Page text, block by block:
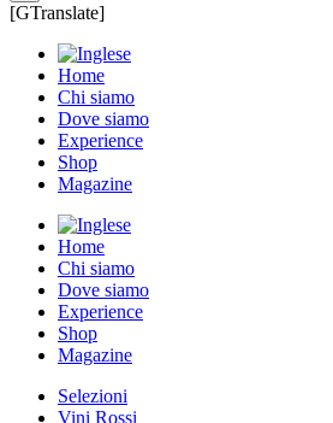
[GTranslate]
Home
Chi siamo
Dove siamo
Experience
Shop
Magazine
Home
Chi siamo
Dove siamo
Experience
Shop
Magazine
Selezioni
Vini Rossi